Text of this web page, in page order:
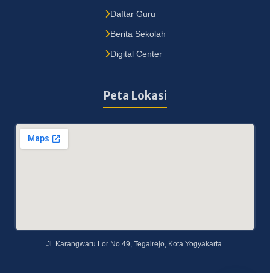
Daftar Guru
Berita Sekolah
Digital Center
Peta Lokasi
Jl. Karangwaru Lor No.49, Tegalrejo, Kota Yogyakarta.